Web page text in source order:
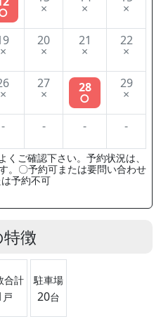
× × ×
×
20
×
21
×
22
×
×
27
× 28
○
29
×
- - - -
くご確認下さい。予約状況は、
。〇予約可または要問い合わせ
予約不可
徴
合計
戸
駐車場
20台